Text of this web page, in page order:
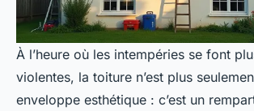
À l’heure où les intempéries se font
violentes, la toiture n’est plus
enveloppe esthétique : c’est un